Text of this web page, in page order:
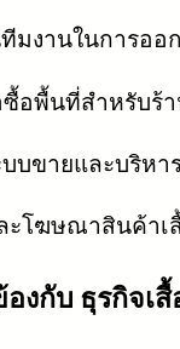
มงานในการอ
ซื้อพื้นที่สำหรับร้
บบขายและบริห
ะโฆษณาสินค้าเ
งกับ ธุรกิจเสื้